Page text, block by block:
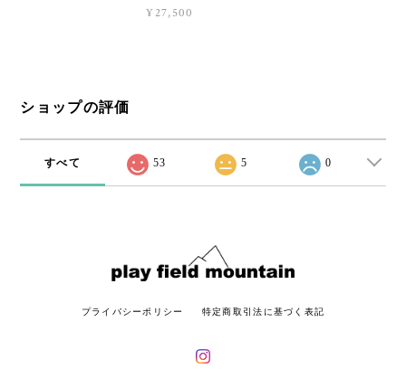
¥27,500
ショップの評価
すべて 53 5 0
プライバシーポリシー 特定商取引法に基づく表記